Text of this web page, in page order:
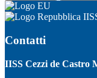
Contatti
IISS Cezzi de Castro